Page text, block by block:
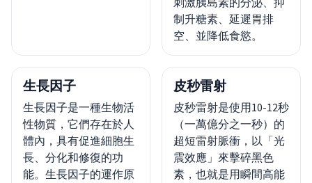
制升糖素、延遲胃排
空、並降低食慾。
生長因子
生長因子是一種生物活
性物質，它們存在於人
體內，具有促進細胞生
長、分化和修復的功
能。生長因子的運作原
皮秒雷射
皮秒雷射是使用10-12秒
（一萬億分之一秒）的
超短雷射脈衝，以「光
震效應」來擊碎黑色
素，也就是用瞬間高能